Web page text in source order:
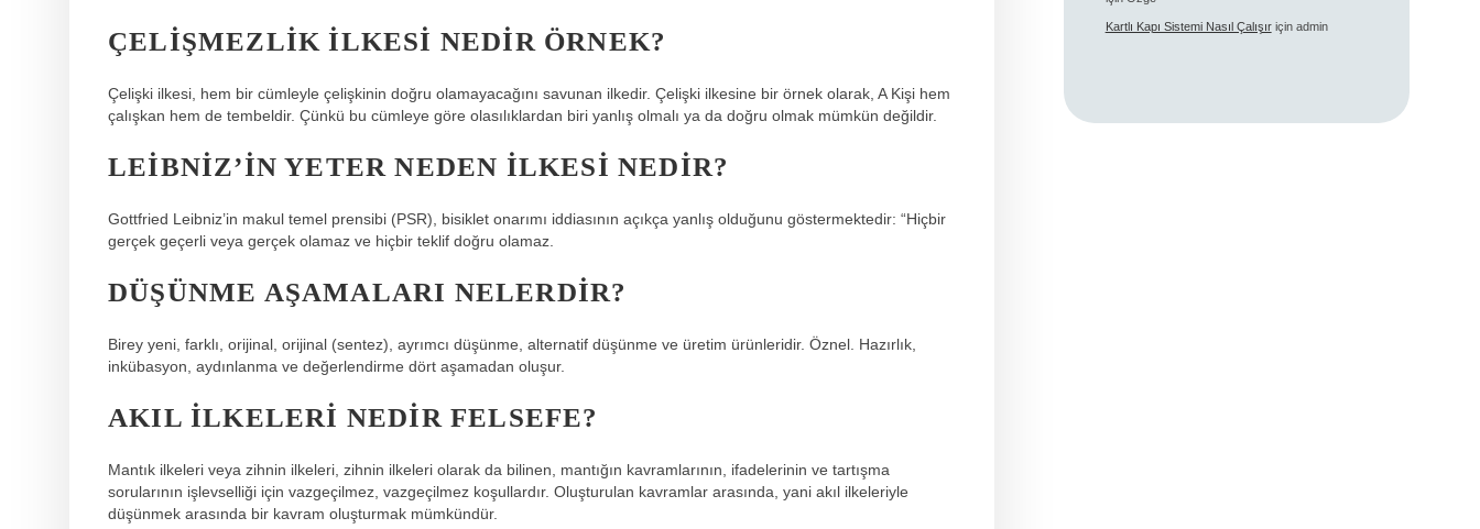
ÇELIŞMEZLIK ILKESI NEDIR ÖRNEK?
Çelişki ilkesi, hem bir cümleyle çelişkinin doğru olamayacağını savunan ilkedir. Çelişki ilkesine bir örnek olarak, A Kişi hem
çalışkan hem de tembeldir. Çünkü bu cümleye göre olasılıklardan biri yanlış olmalı ya da doğru olmak mümkün değildir.
LEIBNIZ’IN YETER NEDEN ILKESI NEDIR?
Gottfried Leibniz’in makul temel prensibi (PSR), bisiklet onarımı iddiasının açıkça yanlış olduğunu göstermektedir: “Hiçbir
gerçek geçerli veya gerçek olamaz ve hiçbir teklif doğru olamaz.
DÜŞÜNME AŞAMALARI NELERDIR?
Birey yeni, farklı, orijinal, orijinal (sentez), ayrımcı düşünme, alternatif düşünme ve üretim ürünleridir. Öznel. Hazırlık,
inkübasyon, aydınlanma ve değerlendirme dört aşamadan oluşur.
AKIL ILKELERI NEDIR FELSEFE?
Mantık ilkeleri veya zihnin ilkeleri, zihnin ilkeleri olarak da bilinen, mantığın kavramlarının, ifadelerinin ve tartışma
sorularının işlevselliği için vazgeçilmez, vazgeçilmez koşullardır. Oluşturulan kavramlar arasında, yani akıl ilkeleriyle
düşünmek arasında bir kavram oluşturmak mümkündür.
Kartlı Kapı Sistemi Nasıl Çalışıriçin admin